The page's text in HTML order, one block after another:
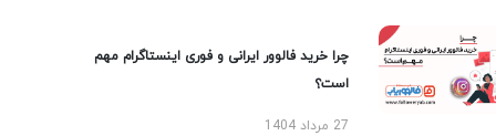
چرا خرید فالوور ایرانی و فوری اینستاگرام مهم
است؟
27 مرداد 1404